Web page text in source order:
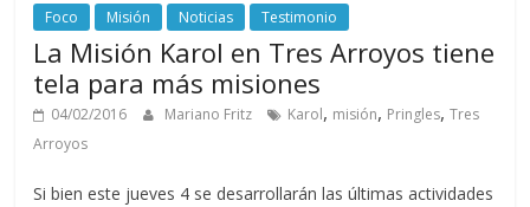
Foco Misión Noticias Testimonio
La Misión Karol en Tres Arroyos tiene
tela para más misiones
04/02/2016 Mariano Fritz Karol, misión, Pringles,Tres
Arroyos
Si bien este jueves 4 se desarrollarán las últimas actividades